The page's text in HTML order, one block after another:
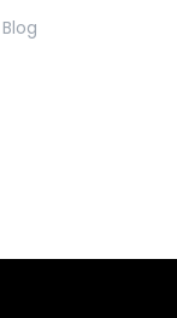
Blog